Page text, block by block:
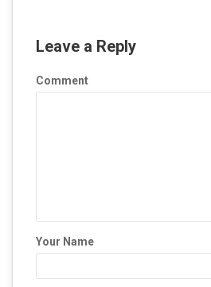
Leave a Reply
Comment
Your Name